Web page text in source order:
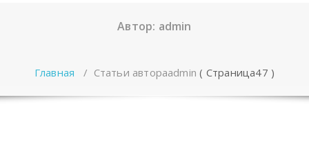
Автор: admin
Главная / Статьи автораadmin ( Страница47 )